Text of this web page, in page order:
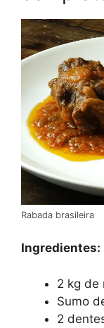
Rabada brasileira
Ingredientes:
2 kg de
Sumo
2